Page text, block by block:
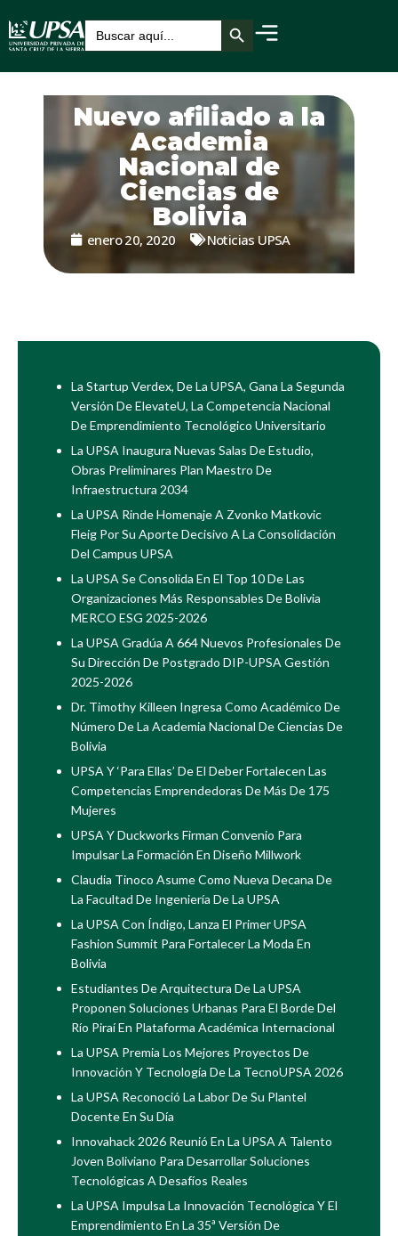
Buscar: Botón de búsqueda
Nuevo afiliado a la
Academia
Nacional de
Ciencias de
Bolivia
enero 20, 2020 Noticias UPSA
La Startup Verdex, De La UPSA, Gana La Segunda
Versión De ElevateU, La Competencia Nacional
De Emprendimiento Tecnológico Universitario
La UPSA Inaugura Nuevas Salas De Estudio,
Obras Preliminares Plan Maestro De
Infraestructura 2034
La UPSA Rinde Homenaje A Zvonko Matkovic
Fleig Por Su Aporte Decisivo A La Consolidación
Del Campus UPSA
La UPSA Se Consolida En El Top 10 De Las
Organizaciones Más Responsables De Bolivia
MERCO ESG 2025-2026
La UPSA Gradúa A 664 Nuevos Profesionales De
Su Dirección De Postgrado DIP-UPSA Gestión
2025-2026
Dr. Timothy Killeen Ingresa Como Académico De
Número De La Academia Nacional De Ciencias De
Bolivia
UPSA Y ‘Para Ellas’ De El Deber Fortalecen Las
Competencias Emprendedoras De Más De 175
Mujeres
UPSA Y Duckworks Firman Convenio Para
Impulsar La Formación En Diseño Millwork
Claudia Tinoco Asume Como Nueva Decana De
La Facultad De Ingeniería De La UPSA
La UPSA Con Índigo, Lanza El Primer UPSA
Fashion Summit Para Fortalecer La Moda En
Bolivia
Estudiantes De Arquitectura De La UPSA
Proponen Soluciones Urbanas Para El Borde Del
Río Piraí En Plataforma Académica Internacional
La UPSA Premia Los Mejores Proyectos De
Innovación Y Tecnología De La TecnoUPSA 2026
La UPSA Reconoció La Labor De Su Plantel
Docente En Su Día
Innovahack 2026 Reunió En La UPSA A Talento
Joven Boliviano Para Desarrollar Soluciones
Tecnológicas A Desafíos Reales
La UPSA Impulsa La Innovación Tecnológica Y El
Emprendimiento En La 35ª Versión De